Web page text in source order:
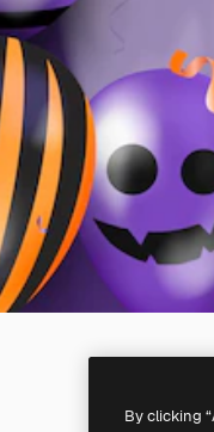
By clicking